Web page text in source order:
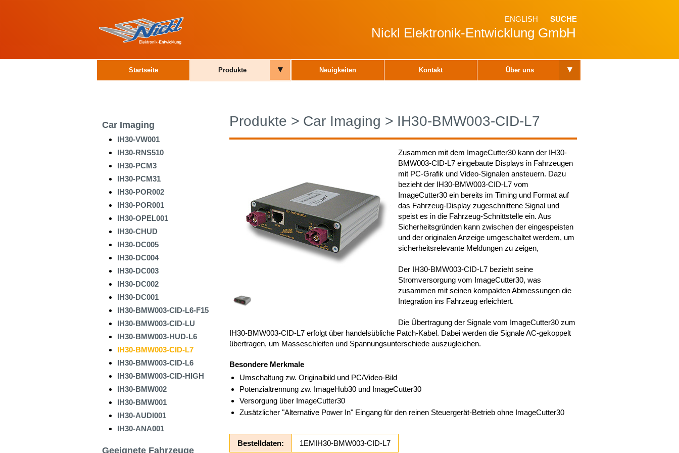
ENGLISH SUCHE
Nickl Elektronik-Entwicklung GmbH
Startseite Produkte ▾ Neuigkeiten Kontakt Über uns ▾
Car Imaging
IH30-VW001
IH30-RNS510
IH30-PCM3
IH30-PCM31
IH30-POR002
IH30-POR001
IH30-OPEL001
IH30-CHUD
IH30-DC005
IH30-DC004
IH30-DC003
IH30-DC002
IH30-DC001
IH30-BMW003-CID-L6-F15
IH30-BMW003-CID-LU
IH30-BMW003-HUD-L6
IH30-BMW003-CID-L7
IH30-BMW003-CID-L6
IH30-BMW003-CID-HIGH
IH30-BMW002
IH30-BMW001
IH30-AUDI001
IH30-ANA001
Geeignete Fahrzeuge
Produkte > Car Imaging > IH30-BMW003-CID-L7
Zusammen mit dem ImageCutter30 kann der IH30-
BMW003-CID-L7 eingebaute Displays in Fahrzeugen
mit PC-Grafik und Video-Signalen ansteuern. Dazu
bezieht der IH30-BMW003-CID-L7 vom
ImageCutter30 ein bereits im Timing und Format auf
das Fahrzeug-Display zugeschnittene Signal und
speist es in die Fahrzeug-Schnittstelle ein. Aus
Sicherheitsgründen kann zwischen der eingespeisten
und der originalen Anzeige umgeschaltet werdem, um
sicherheitsrelevante Meldungen zu zeigen,
Der IH30-BMW003-CID-L7 bezieht seine
Stromversorgung vom ImageCutter30, was
zusammen mit seinen kompakten Abmessungen die
Integration ins Fahrzeug erleichtert.
Die Übertragung der Signale vom ImageCutter30 zum
IH30-BMW003-CID-L7 erfolgt über handelsübliche Patch-Kabel. Dabei werden die Signale AC-gekoppelt
übertragen, um Masseschleifen und Spannungsunterschiede auszugleichen.
Besondere Merkmale
Umschaltung zw. Originalbild und PC/Video-Bild
Potenzialtrennung zw. ImageHub30 und ImageCutter30
Versorgung über ImageCutter30
Zusätzlicher "Alternative Power In" Eingang für den reinen Steuergerät-Betrieb ohne ImageCutter30
Bestelldaten: 1EMIH30-BMW003-CID-L7